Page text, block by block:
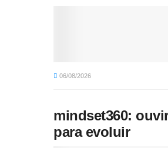
06/08/2026
mindset360:
para evoluir